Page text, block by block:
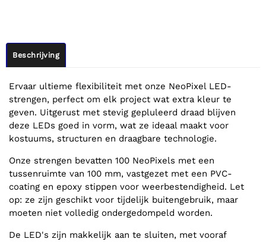
Beschrijving
Ervaar ultieme flexibiliteit met onze NeoPixel LED-
strengen, perfect om elk project wat extra kleur te
geven. Uitgerust met stevig gepluleerd draad blijven
deze LEDs goed in vorm, wat ze ideaal maakt voor
kostuums, structuren en draagbare technologie.
Onze strengen bevatten 100 NeoPixels met een
tussenruimte van 100 mm, vastgezet met een PVC-
coating en epoxy stippen voor weerbestendigheid. Let
op: ze zijn geschikt voor tijdelijk buitengebruik, maar
moeten niet volledig ondergedompeld worden.
De LED's zijn makkelijk aan te sluiten, met vooraf